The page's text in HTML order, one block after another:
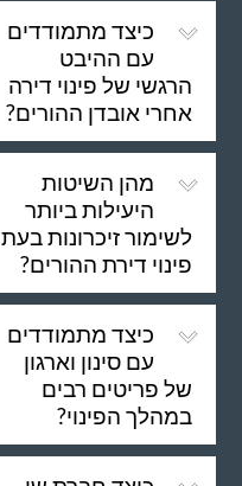
כיצד מתמודדים
עם ההיבט
הרגשי של פינוי דירה
אחרי אובדן ההורים?
מהן השיטות
היעילות ביותר
לשימור זיכרונות בעת
פינוי דירת ההורים?
כיצד מתמודדים
עם סינון וארגון
של פריטים רבים
במהלך הפינוי?